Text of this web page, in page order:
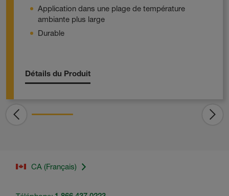
Application dans une plage de température
ambiante plus large
Durable
Détails du Produit
CA (Français)